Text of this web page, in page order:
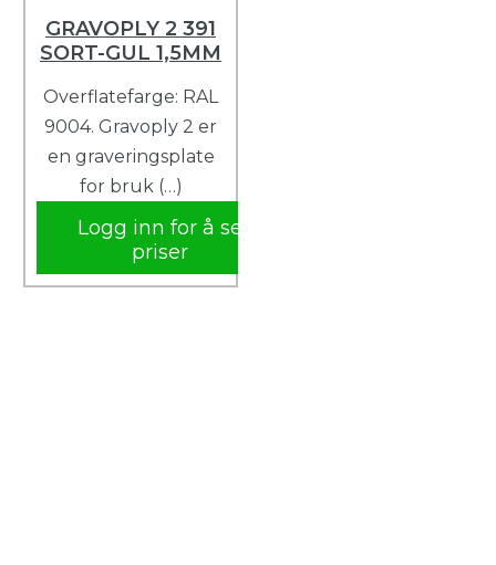
GRAVOPLY 2 391
SORT-GUL 1,5MM
Overflatefarge: RAL
9004. Gravoply 2 er
en graveringsplate
for bruk (…)
Logg inn for å se
priser